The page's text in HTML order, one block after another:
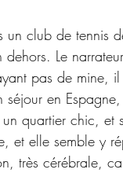
un club de tennis
Le narrateur
pas de mine,
en
quartier chic,
et elle semble y
très cérébrale,